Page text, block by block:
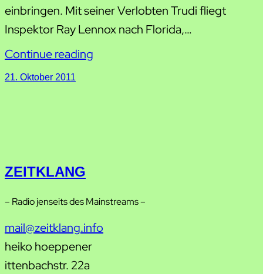
einbringen. Mit seiner Verlobten Trudi fliegt
Inspektor Ray Lennox nach Florida,…
Continue reading
21. Oktober 2011
ZEITKLANG
– Radio jenseits des Mainstreams –
mail@zeitklang.info
heiko hoeppener
ittenbachstr. 22a